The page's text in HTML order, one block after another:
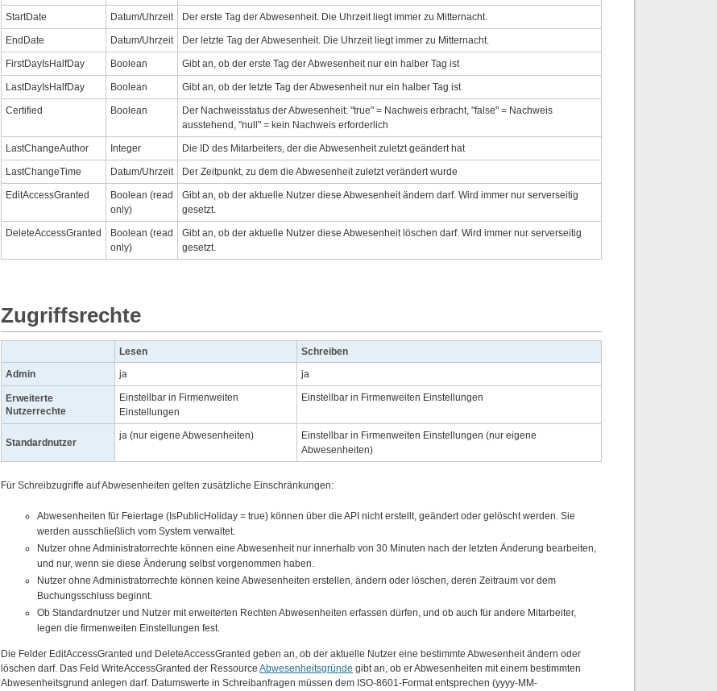
StartDate Datum/Uhrzeit Der erste Tag der Abwesenheit. Die Uhrzeit liegt immer zu Mitternacht.
EndDate Datum/Uhrzeit Der letzte Tag der Abwesenheit. Die Uhrzeit liegt immer zu Mitternacht.
FirstDayIsHalfDay Boolean Gibt an, ob der erste Tag der Abwesenheit nur ein halber Tag ist
LastDayIsHalfDay Boolean Gibt an, ob der letzte Tag der Abwesenheit nur ein halber Tag ist
Certified Boolean
Der Nachweisstatus der Abwesenheit: "true" = Nachweis erbracht, "false" = Nachweis
ausstehend, "null" = kein Nachweis erforderlich
LastChangeAuthor Integer Die ID des Mitarbeiters, der die Abwesenheit zuletzt geändert hat
LastChangeTime Datum/Uhrzeit Der Zeitpunkt, zu dem die Abwesenheit zuletzt verändert wurde
EditAccessGranted
Boolean (read
only)
Gibt an, ob der aktuelle Nutzer diese Abwesenheit ändern darf. Wird immer nur serverseitig
gesetzt.
DeleteAccessGranted
Boolean (read
only)
Gibt an, ob der aktuelle Nutzer diese Abwesenheit löschen darf. Wird immer nur serverseitig
gesetzt.
Zugriffsrechte
Lesen
Schreiben
Admin
ja ja
Erweiterte
Nutzerrechte
Einstellbar in Firmenweiten
Einstellungen
Einstellbar in Firmenweiten Einstellungen
Standardnutzer
ja (nur eigene Abwesenheiten)
Einstellbar in Firmenweiten Einstellungen (nur eigene
Abwesenheiten)
Für Schreibzugriffe auf Abwesenheiten gelten zusätzliche Einschränkungen:
Abwesenheiten für Feiertage (IsPublicHoliday = true) können über die API nicht erstellt, geändert oder gelöscht werden. Sie
werden ausschließlich vom System verwaltet.
Nutzer ohne Administratorrechte können eine Abwesenheit nur innerhalb von 30 Minuten nach der letzten Änderung bearbeiten,
und nur, wenn sie diese Änderung selbst vorgenommen haben.
Nutzer ohne Administratorrechte können keine Abwesenheiten erstellen, ändern oder löschen, deren Zeitraum vor dem
Buchungsschluss beginnt.
Ob Standardnutzer und Nutzer mit erweiterten Rechten Abwesenheiten erfassen dürfen, und ob auch für andere Mitarbeiter,
legen die firmenweiten Einstellungen fest.
Die Felder EditAccessGranted und DeleteAccessGranted geben an, ob der aktuelle Nutzer eine bestimmte Abwesenheit ändern oder
löschen darf. Das Feld WriteAccessGranted der Ressource Abwesenheitsgründe gibt an, ob er Abwesenheiten mit einem bestimmten
Abwesenheitsgrund anlegen darf. Datumswerte in Schreibanfragen müssen dem ISO-8601-Format entsprechen (yyyy-MM-